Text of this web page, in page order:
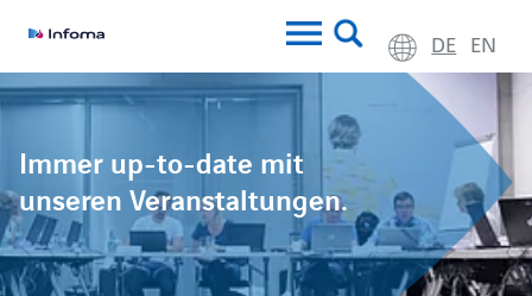
DE EN
Immer up-to-date mit
unseren Veranstaltungen.